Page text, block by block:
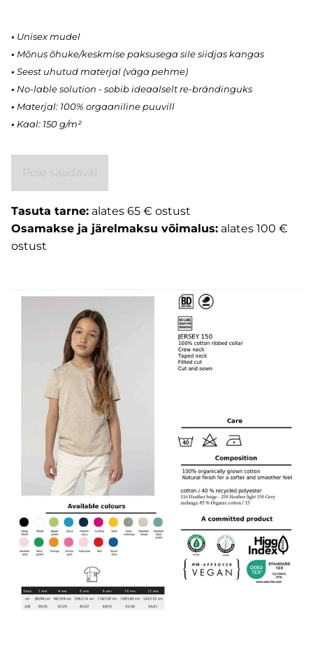
• Unisex mudel
• Mõnus õhuke/keskmise paksusega sile siidjas kangas
• Seest uhutud materjal (väga pehme)
• No-lable solution - sobib ideaalselt re-brändinguks
• Materjal: 100% orgaaniline puuvill
• Kaal: 150 g/m²
Tasuta tarne: alates 65 € ostust
Osamakse ja järelmaksu võimalus: alates 100 €
ostust